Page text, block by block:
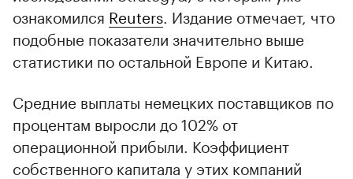
ознакомился Reuters. Издание отмечает, что
подобные показатели значительно выше
статистики по остальной Европе и Китаю.
Средние выплаты немецких поставщиков по
процентам выросли до 102% от
операционной прибыли. Коэффициент
собственного капитала у этих компаний